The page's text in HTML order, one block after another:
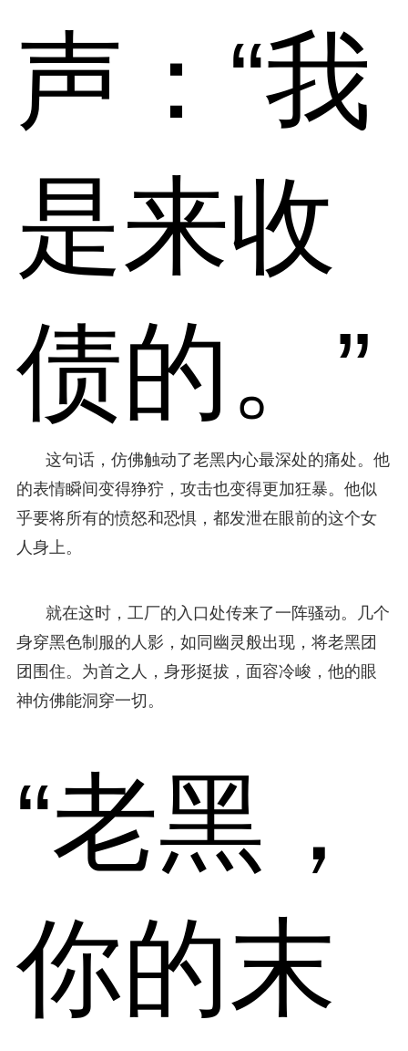
声：“我
是来收
债的。”
这句话，仿佛触动了老黑内心最深处的痛处。他
的表情瞬间变得狰狞，攻击也变得更加狂暴。他似
乎要将所有的愤怒和恐惧，都发泄在眼前的这个女
人身上。
就在这时，工厂的入口处传来了一阵骚动。几个
身穿黑色制服的人影，如同幽灵般出现，将老黑团
团围住。为首之人，身形挺拔，面容冷峻，他的眼
神仿佛能洞穿一切。
“老黑，
你的末